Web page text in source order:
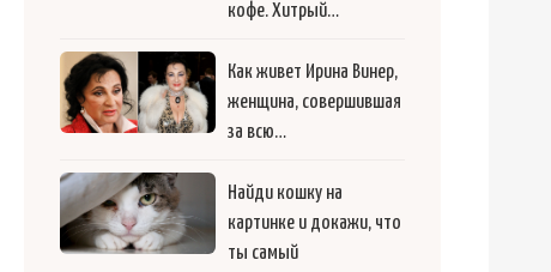
кофе. Хитрый…
Как живет Ирина Винер,
женщина, совершившая
за всю…
Найди кошку на
картинке и докажи, что
ты самый